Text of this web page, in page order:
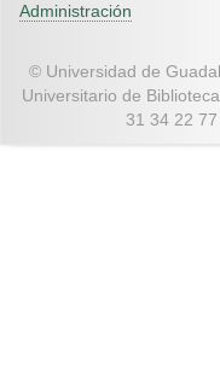
Administración
© Universidad de
Universitario de
31 34 22